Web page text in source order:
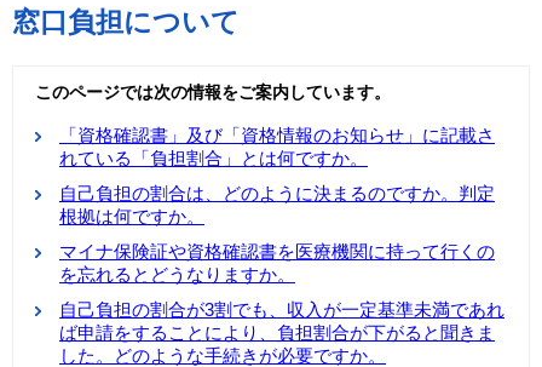
窓口負担について
このページでは次の情報をご案内しています。
「資格確認書」及び「資格情報のお知らせ」に記載さ
れている「負担割合」とは何ですか。
自己負担の割合は、どのように決まるのですか。判定
根拠は何ですか。
マイナ保険証や資格確認書を医療機関に持って行くの
を忘れるとどうなりますか。
自己負担の割合が3割でも、収入が一定基準未満であれ
ば申請をすることにより、負担割合が下がると聞きま
した。どのような手続きが必要ですか。